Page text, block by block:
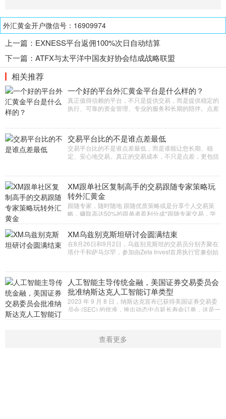
外汇黄金开户微信号：16909974
上一篇： EXNESS平台返佣100%次日自动结算
下一篇： ATFX与太平洋中国友好协会结成战略联盟
相关推荐
一个好的平台外汇黄金平台是什么样的？
真正值得信赖的平台，不只是提供交易，而是提供稳定的
执行、可靠的资金管理、专业的服务和长期的陪伴。点差
交易平台比的不是谁点差最低
交易平台比的不是谁点差最低，而是谁能让您长期、稳
定、安心地交易。真正的交易成本，不只是点差，更包括
XM跟单社区复制高手的交易跟随专家策略玩
转外汇黄金
跟随专家，随时随地 跟随优质策略或是分享个人交易策
略，赚取高达50%的跟单者盈利分成*跟随专家交易，学
专家交易头寸，或分享个人
XM乌兹别克斯坦研讨会圆满结束
在8月26日和9月2日，乌兹别克斯坦的交易员分别齐聚在
塔什干和萨马尔罕，参加由Zeta Invest首席执行官兼创始
人工智能主导传统金融，美国证券交易委员会
批准纳斯达克人工智能订单类型
2023 年 9 月 8 日，纳斯达克宣布已获得美国证券交易委
员会 (SEC) 的批准，推出动态中点延长寿命订单，这是一
查看更多